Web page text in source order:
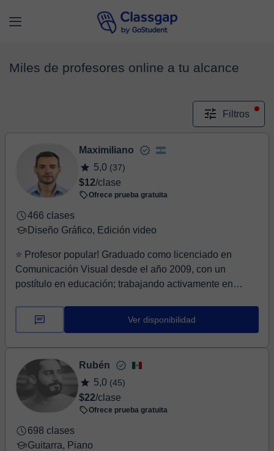
Miles de profesores online a tu alcance
Filtros
Maximiliano
5,0 (37)
$12/clase
Ofrece prueba gratuita
466 clases
Diseño Gráfico, Edición video
⭐ Profesor popular! Graduado como licenciado en
Comunicación Visual desde el año 2009, con un
postítulo en educación; trabajando activamente en
Ver disponibilidad
Rubén
5,0 (45)
$22/clase
Ofrece prueba gratuita
698 clases
Guitarra, Piano